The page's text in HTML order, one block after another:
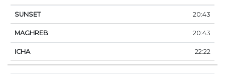
20:43
20:43
22:22